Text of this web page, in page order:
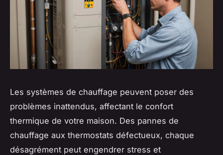
Les systèmes de chauffage peuvent poser des
problèmes inattendus, affectant le confort
thermique de votre maison. Des pannes de
chauffage aux thermostats défectueux, chaque
désagrément peut engendrer stress et